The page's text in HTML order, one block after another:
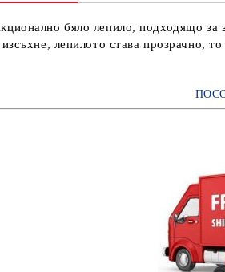
бяло лепило, подходящо за
лепилото става прозрачно,